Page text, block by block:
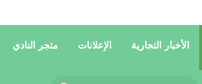
الأخبار التجارية الإعلانات متجر النادي